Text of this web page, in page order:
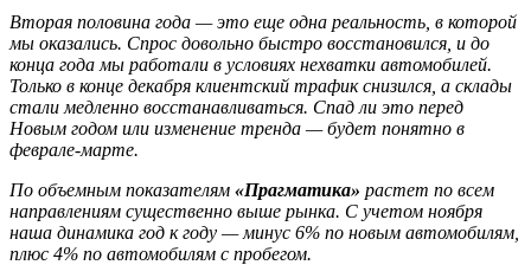
Вторая половина года — это еще одна реальность, в которой
мы оказались. Спрос довольно быстро восстановился, и до
конца года мы работали в условиях нехватки автомобилей.
Только в конце декабря клиентский трафик снизился, а склады
стали медленно восстанавливаться. Спад ли это перед
Новым годом или изменение тренда — будет понятно в
феврале-марте.
По объемным показателям «Прагматика» растет по всем
направлениям существенно выше рынка. С учетом ноября
наша динамика год к году — минус 6% по новым автомобилям,
плюс 4% по автомобилям с пробегом.